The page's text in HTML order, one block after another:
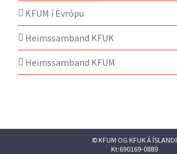
KFUM í Evrópu
Heimssamband KFUK
Heimssamband KFUM
© KFUM OG KFUK Á ÍSLANDI
Kt:690169-0889